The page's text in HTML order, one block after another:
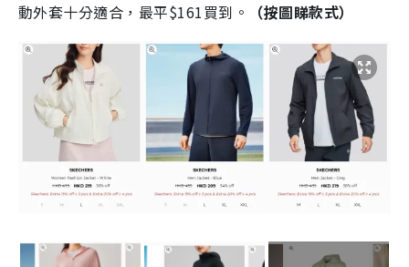
動外套十分適合，最平$161買到。
（按圖睇款式）